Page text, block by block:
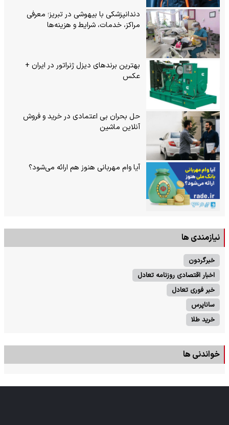
دندانپزشکی با بیهوشی در تبریز؛ معرفی
مراکز، خدمات، شرایط و هزینه‌ها
بهترین برندهای دیزل ژنراتور در ایران +
عکس
حل بحران بی‌ اعتمادی در خرید و فروش
آنلاین ماشین
آیا وام مهربانی هنوز هم ارائه می‌شود؟
نیازمندی ها
خبرگردون
اخبار اقتصادی روزنامه تعادل
خبر فوری تعادل
ساناپرس
خرید طلا
خواندنی ها